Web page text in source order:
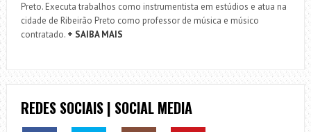
Preto. Executa trabalhos como instrumentista em estúdios e atua na
cidade de Ribeirão Preto como professor de música e músico
contratado. + SAIBA MAIS
REDES SOCIAIS | SOCIAL MEDIA